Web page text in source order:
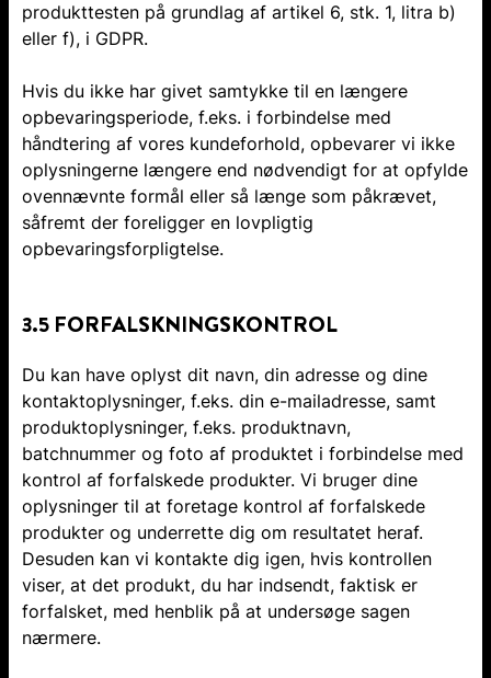
produkttesten på grundlag af artikel 6, stk. 1, litra b)
eller f), i GDPR.
Hvis du ikke har givet samtykke til en længere
opbevaringsperiode, f.eks. i forbindelse med
håndtering af vores kundeforhold, opbevarer vi ikke
oplysningerne længere end nødvendigt for at opfylde
ovennævnte formål eller så længe som påkrævet,
såfremt der foreligger en lovpligtig
opbevaringsforpligtelse.
3.5 FORFALSKNINGSKONTROL
Du kan have oplyst dit navn, din adresse og dine
kontaktoplysninger, f.eks. din e-mailadresse, samt
produktoplysninger, f.eks. produktnavn,
batchnummer og foto af produktet i forbindelse med
kontrol af forfalskede produkter. Vi bruger dine
oplysninger til at foretage kontrol af forfalskede
produkter og underrette dig om resultatet heraf.
Desuden kan vi kontakte dig igen, hvis kontrollen
viser, at det produkt, du har indsendt, faktisk er
forfalsket, med henblik på at undersøge sagen
nærmere.